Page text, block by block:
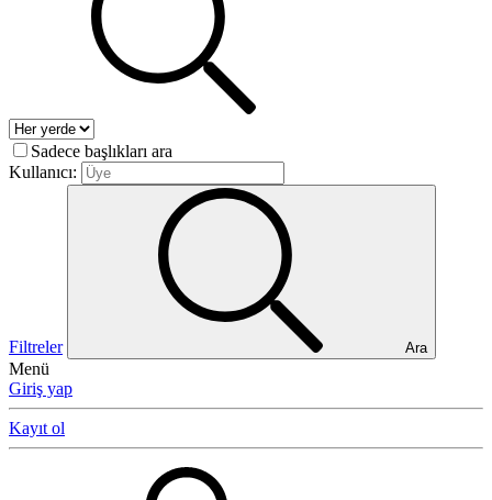
Sadece başlıkları ara
Kullanıcı:
Filtreler Ara
Menü
Giriş yap
Kayıt ol